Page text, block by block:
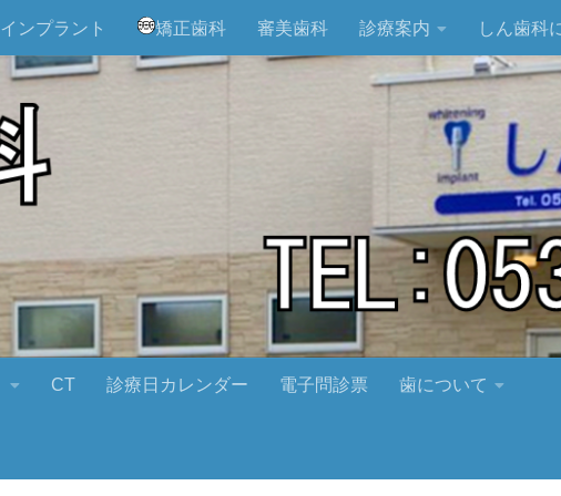
インプラント 矯正歯科 審美歯科 診療案内 しん歯科
CT 診療日カレンダー 電子問診票 歯について